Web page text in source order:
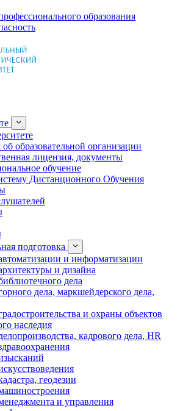
образования
образовательной организации
лицензия, документы
обучение
Дистанционного Обучения
подготовка
и информатизации
и дизайна
дела
дела, маркшейдерского дела,
и охраны объектов
наследия
кадрового дела, HR
геодезии
и управления